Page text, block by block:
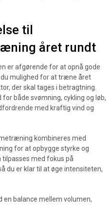
til
året rundt
er afgørende for at opnå gode
mulighed for at træne året
der skal tages i betragtning.
både svømning, cykling og løb,
med kraftig vind og
kombineres med
for at opbygge styrke og
med fokus på
du er klar til at øge intensiteten,
balance mellem volumen,